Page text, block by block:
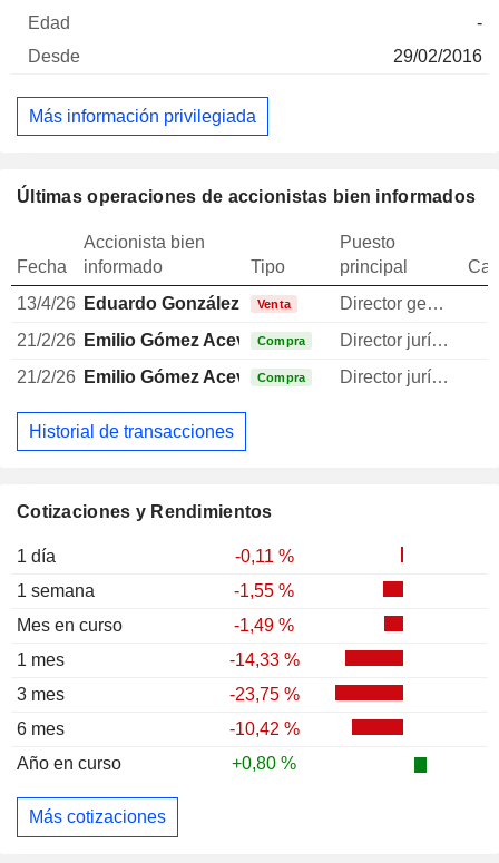
Cotizaciones y Rendimientos
1 día
-0,11 %
1 semana
-1,55 %
Mes en curso
-1,49 %
1 mes
-14,33 %
3 mes
-23,75 %
6 mes
-10,42 %
Año en curso
+0,80 %
Más cotizaciones
-
29/02/2016
Más información privilegiada
Últimas operaciones de accionistas bien informados
Fecha
Accionista bien
informado
Tipo
Puesto
principal
13/4/26 Eduardo González de Heredia San Miguel
Venta Director general
21/2/26 Emilio Gómez AcevedoCompra Director jurídico
21/2/26 Emilio Gómez AcevedoCompra Director jurídico
Historial de transacciones